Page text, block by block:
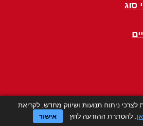
סוג
Click a Table
ניתוח תנועות ושיווק מחדש. לקריאת
. להסתרת ההודעה לחץ אישור